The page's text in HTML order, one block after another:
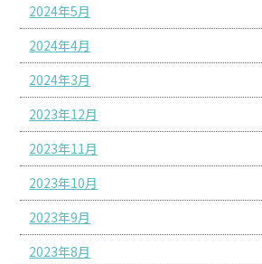
2024年5月
2024年4月
2024年3月
2023年12月
2023年11月
2023年10月
2023年9月
2023年8月